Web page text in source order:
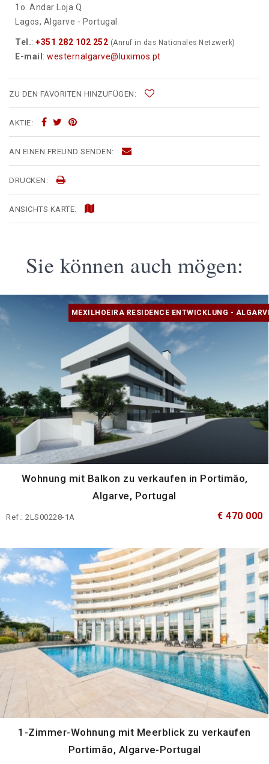
1o. Andar Loja Q
Lagos, Algarve - Portugal
Tel.: +351 282 102 252 (Anruf in das Nationales Netzwerk)
E-mail : westernalgarve@luximos.pt
ZU DEN FAVORITEN HINZUFÜGEN:
AKTIE:
AN EINEN FREUND SENDEN:
DRUCKEN:
ANSICHTS KARTE:
Sie können auch mögen:
MEXILHOEIRA RESIDENCE ENTWICKLUNG -
Wohnung mit Balkon zu verkaufen in Portimão,
Algarve, Portugal
Ref.: 2LS00228-1A € 470 000
1-Zimmer-Wohnung mit Meerblick zu verkaufen
Portimão, Algarve-Portugal